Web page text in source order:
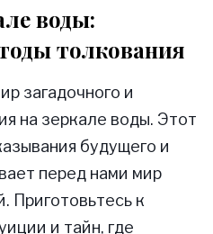
воды:
толкования
загадочного и
на зеркале воды. Этот
будущего и
перед нами мир
Приготовьтесь к
и тайн, где